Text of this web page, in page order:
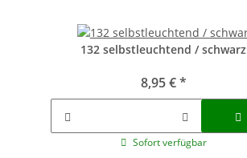
132 selbstleuchtend / schwarz
8,95 €*
Sofort verfügbar